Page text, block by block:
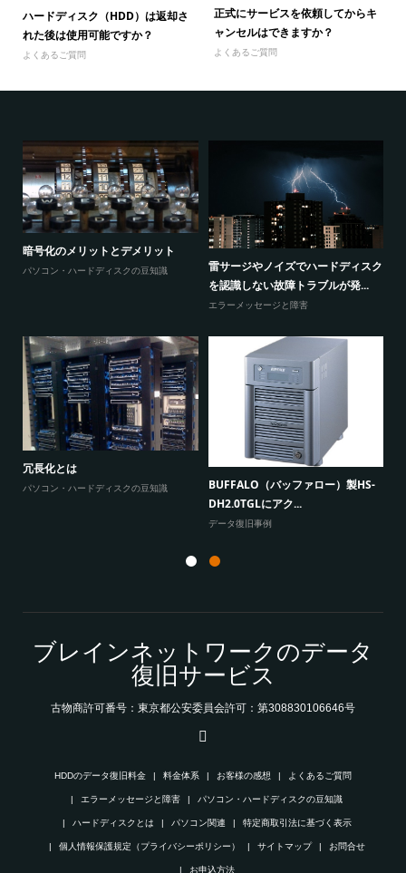
ハードディスク（HDD）は返却さ
れた後は使用可能ですか？
よくあるご質問
正式にサービスを依頼してからキ
ャンセルはできますか？
よくあるご質問
暗号化のメリットとデメリット
パソコン・ハードディスクの豆知識
雷サージやノイズでハードディスク
を認識しない故障トラブルが発...
エラーメッセージと障害
冗長化とは
パソコン・ハードディスクの豆知識
BUFFALO（バッファロー）製HS-
DH2.0TGLにアク...
データ復旧事例
ブレインネットワークのデータ
復旧サービス
古物商許可番号：東京都公安委員会許可：第308830106646号
HDDのデータ復旧料金 料金体系 お客様の感想 よくあるご質問
エラーメッセージと障害 パソコン・ハードディスクの豆知識
ハードディスクとは パソコン関連 特定商取引法に基づく表示
個人情報保護規定（プライバシーポリシー） サイトマップ お問合せ
お申込方法